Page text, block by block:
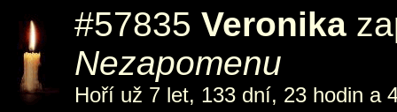
#57835 Veronika
Nezapomenu
Hoří už 7 let, 133 dní, 23 hodin a